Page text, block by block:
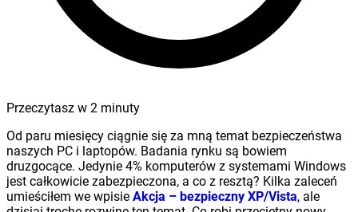
Przeczytasz w 2 minuty
Od paru miesięcy ciągnie się za mną temat bezpieczeństwa
naszych PC i laptopów. Badania rynku są bowiem
druzgocące. Jedynie 4% komputerów z systemami Windows
jest całkowicie zabezpieczona, a co z resztą? Kilka zaleceń
umieściłem we wpisie Akcja – bezpieczny XP/Vista, ale